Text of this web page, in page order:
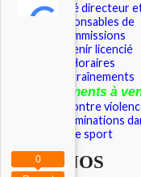
Comité directeur
responsables de
commissions
Devenir licencié
Horaires
d'entraînements
vénements à
Outils contre
et discriminations
le sport
NOS
0